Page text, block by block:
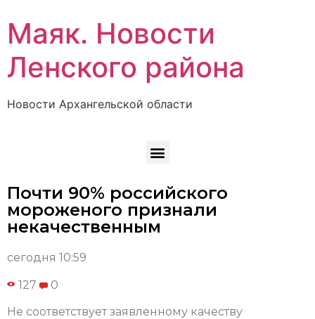
Маяк. Новости
Ленского района
Новости Архангельской области
Почти 90% российского
мороженого признали
некачественным
сегодня 10:59
127 0
Не соответствует заявленному качеству